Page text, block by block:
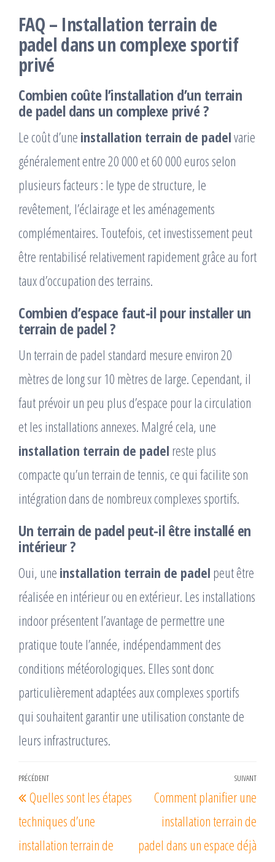
FAQ – Installation terrain de
padel dans un complexe sportif
privé
Combien coûte l’installation d’un terrain
de padel dans un complexe privé ?
Le coût d’une installation terrain de padelvarie
généralement entre 20 000 et 60 000 euros selon
plusieurs facteurs : le type de structure, le
revêtement, l’éclairage et les aménagements
complémentaires. Toutefois, cet investissement peut
être rentabilisé relativement rapidement grâce au fort
taux d’occupation des terrains.
Combien d’espace faut-il pour installer un
terrain de padel ?
Un terrain de padel standard mesure environ 20
mètres de long sur 10 mètres de large. Cependant, il
faut prévoir un peu plus d’espace pour la circulation
et les installations annexes. Malgré cela, une
installation terrain de padel reste plus
compacte qu’un terrain de tennis, ce qui facilite son
intégration dans de nombreux complexes sportifs.
Un terrain de padel peut-il être installé en
intérieur ?
Oui, une installation terrain de padel peut être
réalisée en intérieur ou en extérieur. Les installations
indoor présentent l’avantage de permettre une
pratique toute l’année, indépendamment des
conditions météorologiques. Elles sont donc
particulièrement adaptées aux complexes sportifs
qui souhaitent garantir une utilisation constante de
leurs infrastructures.
Navigation
de
l’article
Article
précédent
PRÉCÉDENT
Quelles sont les étapes
techniques d’une
installation terrain de
SUIVANT
Comment planifier une
installation terrain de
padel dans un espace déjà